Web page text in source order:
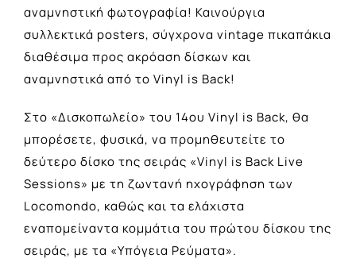
αναμνηστική φωτογραφία! Καινούργια
συλλεκτικά posters, σύγχρονα vintage πικαπάκια
διαθέσιμα προς ακρόαση δίσκων και
αναμνηστικά από το Vinyl is Back!
Στο «Δισκοπωλείο» του 14ου Vinyl is Back, θα
μπορέσετε, φυσικά, να προμηθευτείτε το
δεύτερο δίσκο της σειράς «Vinyl is Back Live
Sessions» με τη ζωντανή ηχογράφηση των
Locomondo, καθώς και τα ελάχιστα
εναπομείναντα κομμάτια του πρώτου δίσκου της
σειράς, με τα «Υπόγεια Ρεύματα».